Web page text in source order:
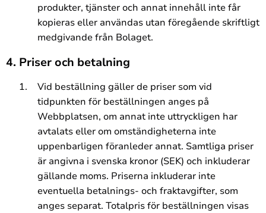
produkter, tjänster och annat innehåll inte får
kopieras eller användas utan föregående skriftligt
medgivande från Bolaget.
4. Priser och betalning
Vid beställning gäller de priser som vid
tidpunkten för beställningen anges på
Webbplatsen, om annat inte uttryckligen har
avtalats eller om omständigheterna inte
uppenbarligen föranleder annat. Samtliga priser
är angivna i svenska kronor (SEK) och inkluderar
gällande moms. Priserna inkluderar inte
eventuella betalnings- och fraktavgifter, som
anges separat. Totalpris för beställningen visas